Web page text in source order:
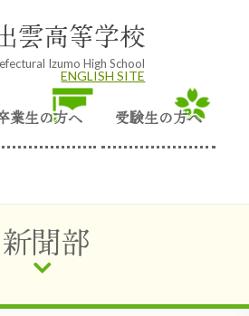
雲高等学校
Izumo High School
ENGLISH SITE
業生の方へ 受験生の方へ
新聞部